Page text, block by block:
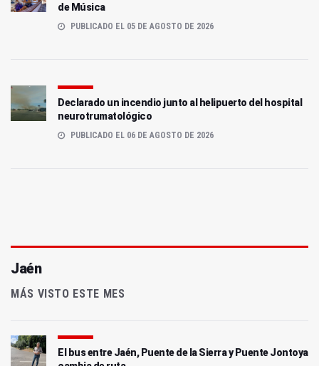
de Música
PUBLICADO EL 05 DE AGOSTO DE 2026
Declarado un incendio junto al helipuerto del hospital
neurotrumatológico
PUBLICADO EL 06 DE AGOSTO DE 2026
Jaén
MÁS VISTO ESTE MES
El bus entre Jaén, Puente de la Sierra y Puente Jontoya